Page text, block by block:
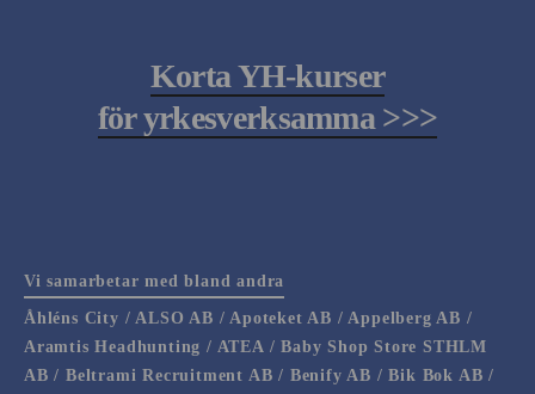
Korta YH-kurser
för yrkesverksamma >>>
Vi samarbetar med bland andra
Åhléns City / ALSO AB / Apoteket AB / Appelberg AB /
Aramtis Headhunting / ATEA / Baby Shop Store STHLM
AB / Beltrami Recruitment AB / Benify AB / Bik Bok AB /